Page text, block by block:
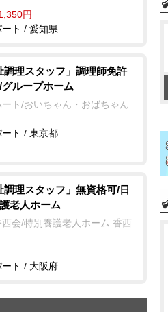
円
ト / 愛知県
調理スタッフ」調理師免許
ループホーム
ト/おいちゃん・おばちゃん
ト / 東京都
調理スタッフ」無資格可/日
老人ホーム
会/特別養護老人ホーム 香西
ト / 大阪府